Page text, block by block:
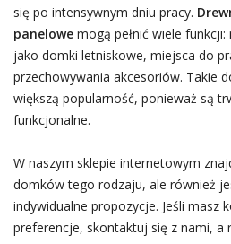
się po intensywnym dniu pracy.
panelowe mogą pełnić wiele
jako domki letniskowe, miejsca do
przechowywania akcesoriów. Takie
większą popularność, ponieważ są
funkcjonalne.
W naszym sklepie internetowym
domków tego rodzaju, ale również
indywidualne propozycje. Jeśli masz
preferencje, skontaktuj się z nami, a